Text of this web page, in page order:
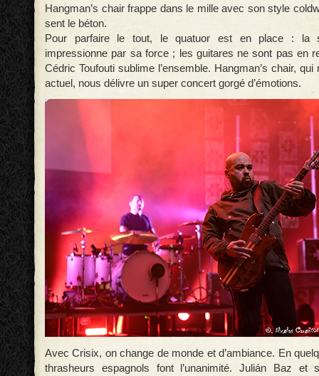
Hangman’s chair frappe dans le mille avec son style
sent le béton.
Pour parfaire le tout, le quatuor est en place : la
impressionne par sa force ; les guitares ne sont pas en
Cédric Toufouti sublime l’ensemble. Hangman’s chair,
actuel, nous délivre un super concert gorgé d’émotions.
Avec Crisix, on change de monde et d’ambiance. En
thrasheurs espagnols font l’unanimité. Julián Baz et